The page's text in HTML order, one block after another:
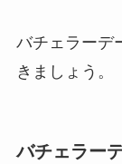
バチェラーデ
きましょう。
バチェラー